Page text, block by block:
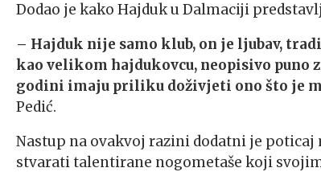
Dodao je kako Hajduk u Dalmaciji
– Hajduk nije samo klub, on je ljubav,
kao velikom hajdukovcu, neopisivo puno
godini imaju priliku doživjeti ono što je
Pedić.
Nastup na ovakvoj razini dodatni je
stvarati talentirane nogometaše koji